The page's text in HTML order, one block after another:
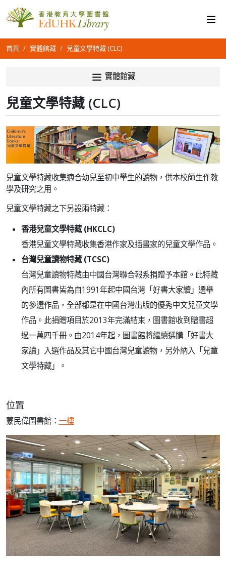
首頁 實體館藏 兒童文學特藏 (CLC)
實體館藏
兒童文學特藏 (CLC)
兒童文學特藏收集適合幼兒至初中學生的讀物，供本校師生作教
學及研究之用。
兒童文學特藏之下另設兩特藏：
香港兒童文學特藏 (HKCLC)
香港兒童文學特藏收集香港作家及插畫家的兒童文學作品。
台灣兒童讀物特藏 (TCSC)
台灣兒童讀物特藏由中國台灣聯合報系捐贈予本館。此特藏
內所有圖書皆為自1991年起中國台灣「好書大家讀」選舉
的參選作品，全部都是在中國台灣出版的優秀中文兒童文學
作品。此捐贈項目於2013年完滿結束，圖書館收到贈書超
過一萬四千冊。由2014年起，圖書館將繼續選購「好書大
家讀」入選作品及其它中國台灣兒童讀物，另外納入「兒童
文學特藏」。
位置
蒙民偉圖書館： 一樓